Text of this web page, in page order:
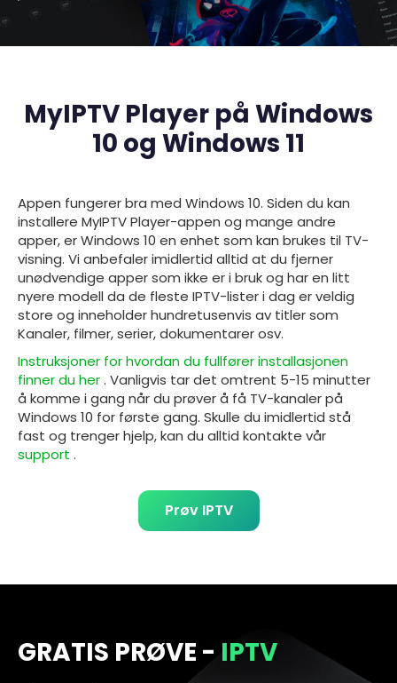
MyIPTV Player på Windows
10 og Windows 11
Appen fungerer bra med Windows 10. Siden du kan
installere MyIPTV Player-appen og mange andre
apper, er Windows 10 en enhet som kan brukes til TV-
visning. Vi anbefaler imidlertid alltid at du fjerner
unødvendige apper som ikke er i bruk og har en litt
nyere modell da de fleste IPTV-lister i dag er veldig
store og inneholder hundretusenvis av titler som
Kanaler, filmer, serier, dokumentarer osv.
Instruksjoner for hvordan du fullfører installasjonen
finner du her. Vanligvis tar det omtrent 5-15 minutter
å komme i gang når du prøver å få TV-kanaler på
Windows 10 for første gang. Skulle du imidlertid stå
fast og trenger hjelp, kan du alltid kontakte vår
support .
Prøv IPTV
GRATIS PRØVE - IPTV